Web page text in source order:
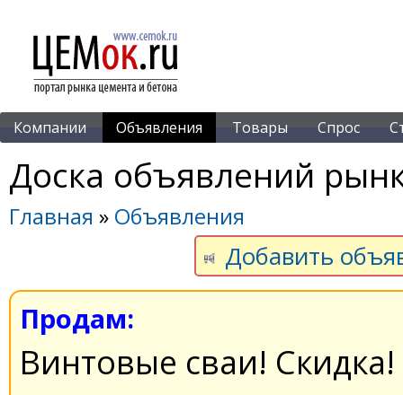
Компании Объявления Товары Спрос
Доска объявлений
Главная » Объявления
Добавить
Продам:
Винтовые сваи! Скидка!